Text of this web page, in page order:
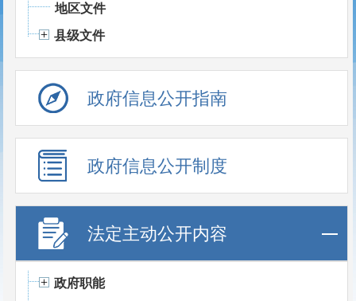
地区文件
县级文件
政府信息公开指南
政府信息公开制度
法定主动公开内容
政府职能